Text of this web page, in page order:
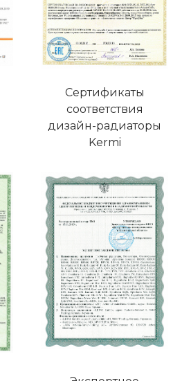
Сертификаты
соответствия
дизайн-радиаторы
Kermi